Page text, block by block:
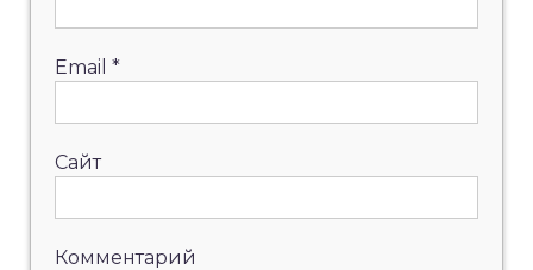
Email *
Сайт
Комментарий